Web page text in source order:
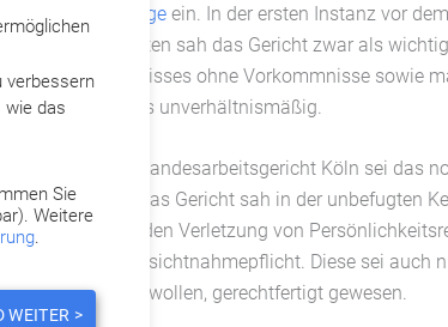
ein. In der ersten Instanz vor dem
Das Verhalten sah das Gericht zwar als
Arbeitsverhältnisses ohne Vorkommnisse sowie
Kündigung als unverhältnismäßig.
Laut dem Landesarbeitsgericht Köln sei das
worden. Das Gericht sah in der unbefugten
einhergehenden Verletzung von
Rücksichtnahmepflicht. Diese sei auch
schützen zu wollen, gerechtfertigt gewesen.
verbessern
wie das
Sie
Weitere
.
WEITER >